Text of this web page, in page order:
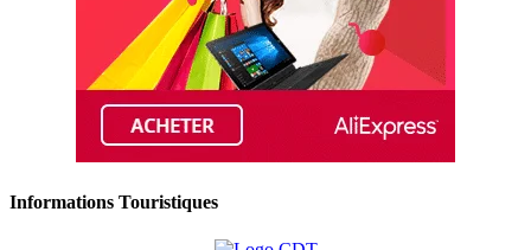
Informations Touristiques